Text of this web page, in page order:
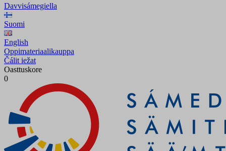
Davvisámegiella
Suomi
English
Oppimateriaalikauppa
Čálit iežat
Oasttuskore
0